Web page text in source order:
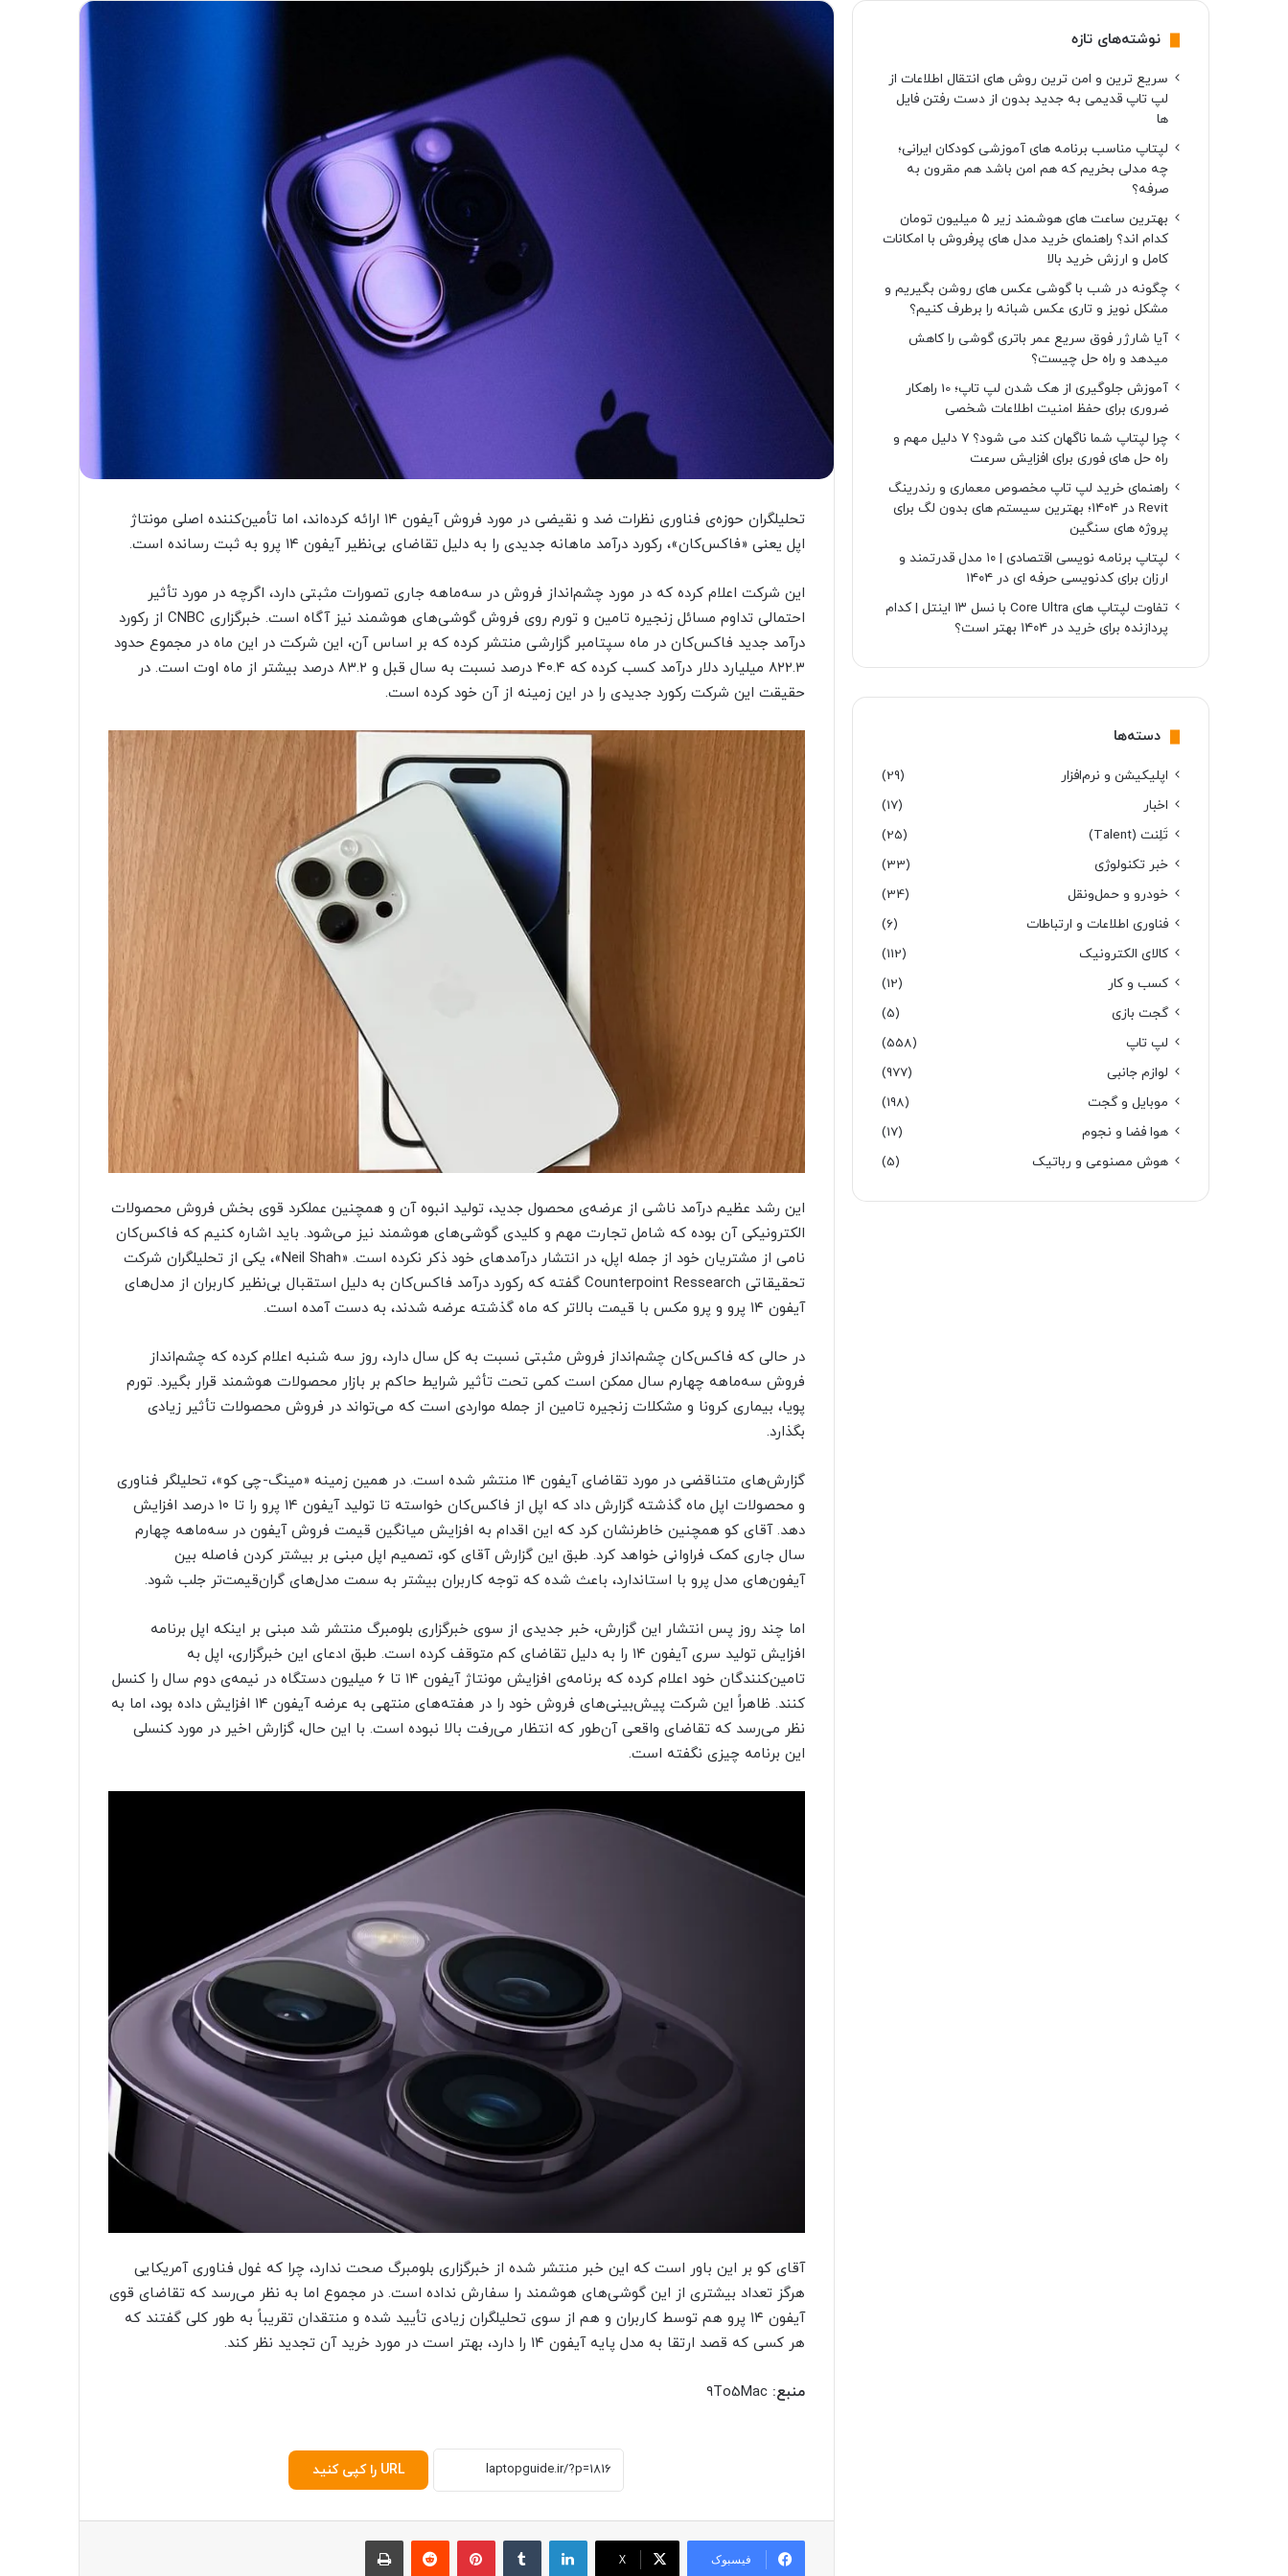
تحلیلگران حوزه‌ی فناوری نظرات ضد و نقیضی در مورد فروش آیفون ۱۴ ارائه کرده‌اند، اما تأمین‌کننده اصلی مونتاژ
اپل یعنی «فاکس‌کان»، رکورد درآمد ماهانه جدیدی را به دلیل تقاضای بی‌نظیر آیفون ۱۴ پرو به ثبت رسانده است.
این شرکت اعلام کرده که در مورد چشم‌انداز فروش در سه‌ماهه جاری تصورات مثبتی دارد، اگرچه در مورد تأثیر
احتمالی تداوم مسائل زنجیره تامین و تورم روی فروش گوشی‌های هوشمند نیز آگاه است. خبرگزاری CNBC از رکورد
درآمد جدید فاکس‌کان در ماه سپتامبر گزارشی منتشر کرده که بر اساس آن، این شرکت در این ماه در مجموع حدود
۸۲۲.۳ میلیارد دلار درآمد کسب کرده که ۴۰.۴ درصد نسبت به سال قبل و ۸۳.۲ درصد بیشتر از ماه اوت است. در
حقیقت این شرکت رکورد جدیدی را در این زمینه از آن خود کرده است.
این رشد عظیم درآمد ناشی از عرضه‌ی محصول جدید، تولید انبوه آن و همچنین عملکرد قوی بخش فروش محصولات
الکترونیکی آن بوده که شامل تجارت مهم و کلیدی گوشی‌های هوشمند نیز می‌شود. باید اشاره کنیم که فاکس‌کان
نامی از مشتریان خود از جمله اپل، در انتشار درآمدهای خود ذکر نکرده است. «Neil Shah»، یکی از تحلیلگران شرکت
تحقیقاتی Counterpoint Ressearch گفته که رکورد درآمد فاکس‌کان به دلیل استقبال بی‌نظیر کاربران از مدل‌های
آیفون ۱۴ پرو و پرو مکس با قیمت بالاتر که ماه گذشته عرضه شدند، به دست آمده است.
در حالی که فاکس‌کان چشم‌انداز فروش مثبتی نسبت به کل سال دارد، روز سه شنبه اعلام کرده که چشم‌انداز
فروش سه‌ماهه چهارم سال ممکن است کمی تحت تأثیر شرایط حاکم بر بازار محصولات هوشمند قرار بگیرد. تورم
پویا، بیماری کرونا و مشکلات زنجیره تامین از جمله مواردی است که می‌تواند در فروش محصولات تأثیر زیادی
بگذارد.
گزارش‌های متناقضی در مورد تقاضای آیفون ۱۴ منتشر شده است. در همین زمینه «مینگ-چی کو»، تحلیلگر فناوری
و محصولات اپل ماه گذشته گزارش داد که اپل از فاکس‌کان خواسته تا تولید آیفون ۱۴ پرو را تا ۱۰ درصد افزایش
دهد. آقای کو همچنین خاطرنشان کرد که این اقدام به افزایش میانگین قیمت فروش آیفون در سه‌ماهه چهارم
سال جاری کمک فراوانی خواهد کرد. طبق این گزارش آقای کو، تصمیم اپل مبنی بر بیشتر کردن فاصله بین
آیفون‌های مدل پرو با استاندارد، باعث شده که توجه کاربران بیشتر به سمت مدل‌های گران‌قیمت‌تر جلب شود.
اما چند روز پس انتشار این گزارش، خبر جدیدی از سوی خبرگزاری بلومبرگ منتشر شد مبنی بر اینکه اپل برنامه
افزایش تولید سری آیفون ۱۴ را به دلیل تقاضای کم متوقف کرده است. طبق ادعای این خبرگزاری، اپل به
تامین‌کنندگان خود اعلام کرده که برنامه‌ی افزایش مونتاژ آیفون ۱۴ تا ۶ میلیون دستگاه در نیمه‌ی دوم سال را کنسل
کنند. ظاهراً این شرکت پیش‌بینی‌های فروش خود را در هفته‌های منتهی به عرضه آیفون ۱۴ افزایش داده بود، اما به
نظر می‌رسد که تقاضای واقعی آن‌طور که انتظار می‌رفت بالا نبوده است. با این حال، گزارش اخیر در مورد کنسلی
این برنامه چیزی نگفته است.
آقای کو بر این باور است که این خبر منتشر شده از خبرگزاری بلومبرگ صحت ندارد، چرا که غول فناوری آمریکایی
هرگز تعداد بیشتری از این گوشی‌های هوشمند را سفارش نداده است. در مجموع اما به نظر می‌رسد که تقاضای قوی
آیفون ۱۴ پرو هم توسط کاربران و هم از سوی تحلیلگران زیادی تأیید شده و منتقدان تقریباً به طور کلی گفتند که
هر کسی که قصد ارتقا به مدل پایه آیفون ۱۴ را دارد، بهتر است در مورد خرید آن تجدید نظر کند.
منبع:۹To5Mac
URL را کپی کنید
فیسبوک X
لینکدین پینترست ‫رددیت
نوشته‌های تازه
سریع ترین و امن ترین روش های انتقال اطلاعات از
لپ تاپ قدیمی به جدید بدون از دست رفتن فایل
ها
لپتاپ مناسب برنامه های آموزشی کودکان ایرانی؛
چه مدلی بخریم که هم امن باشد هم مقرون به
صرفه؟
بهترین ساعت های هوشمند زیر ۵ میلیون تومان
کدام اند؟ راهنمای خرید مدل های پرفروش با امکانات
کامل و ارزش خرید بالا
چگونه در شب با گوشی عکس های روشن بگیریم و
مشکل نویز و تاری عکس شبانه را برطرف کنیم؟
آیا شارژر فوق سریع عمر باتری گوشی را کاهش
میدهد و راه حل چیست؟
آموزش جلوگیری از هک شدن لپ تاپ؛ 10 راهکار
ضروری برای حفظ امنیت اطلاعات شخصی
چرا لپتاپ شما ناگهان کند می شود؟ ۷ دلیل مهم و
راه حل های فوری برای افزایش سرعت
راهنمای خرید لپ تاپ مخصوص معماری و رندرینگ
Revit در ۱۴۰۴؛ بهترین سیستم های بدون لگ برای
پروژه های سنگین
لپتاپ برنامه نویسی اقتصادی | ۱۰ مدل قدرتمند و
ارزان برای کدنویسی حرفه ای در ۱۴۰۴
تفاوت لپتاپ های Core Ultra با نسل ۱۳ اینتل | کدام
پردازنده برای خرید در ۱۴۰۴ بهتر است؟
دسته‌ها
اپلیکیشن و نرم‌افزار
(29)
اخبار
(17)
تَلِنت (Talent)
(25)
خبر تکنولوژی
(33)
خودرو و حمل‌و‌نقل
(34)
فناوری اطلاعات و ارتباطات
(6)
کالای الکترونیک
(112)
کسب و کار
(12)
گجت بازی
(5)
لپ تاپ
(558)
لوازم جانبی
(977)
موبایل و گجت
(198)
هوا فضا و نجوم
(17)
هوش مصنوعی و رباتیک
(5)